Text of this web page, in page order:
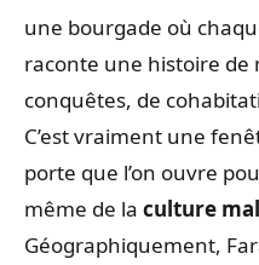
une bourgade où
raconte une histoire de
conquêtes, de
C’est vraiment une
porte que l’on ouvre
même de la culture
Géographiquement,